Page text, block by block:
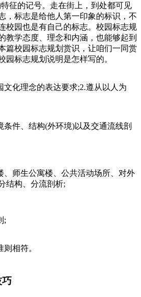
征的记号。走在街上，到处都可见
，标志是给他人第一印象的标识，不
校园也是有自己的标志。校园标志规
教学态度、理念和内涵，也能够起到
篇校园标志规划赏识，让咱们一同赏
园标志规划说明是怎样写的。
文化理念的表达要求;2.遵从以人为
条件、结构(外环境)以及交通流线剖
、师生公寓楼、公共活动场所、对外
结构、分流剖析;
;
相符。
巧